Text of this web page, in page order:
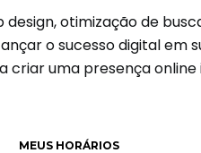
otimização de
o sucesso digital
uma presença
MEUS HORÁRIOS